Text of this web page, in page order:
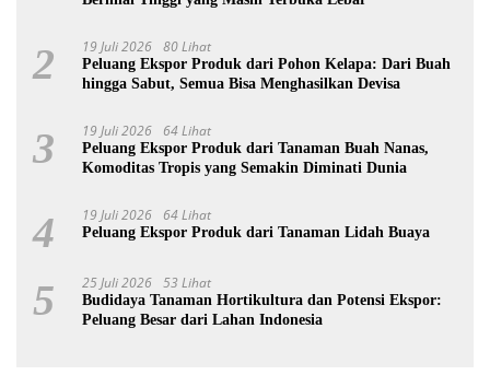
2 19 Juli 2026 80 Lihat
Peluang Ekspor Produk dari Pohon Kelapa: Dari Buah
hingga Sabut, Semua Bisa Menghasilkan Devisa
3 19 Juli 2026 64 Lihat
Peluang Ekspor Produk dari Tanaman Buah Nanas,
Komoditas Tropis yang Semakin Diminati Dunia
4 19 Juli 2026 64 Lihat
Peluang Ekspor Produk dari Tanaman Lidah Buaya
5 25 Juli 2026 53 Lihat
Budidaya Tanaman Hortikultura dan Potensi Ekspor:
Peluang Besar dari Lahan Indonesia